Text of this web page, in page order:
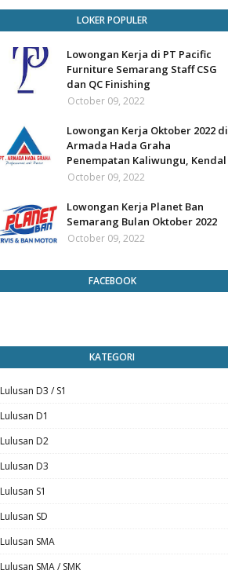
LOKER POPULER
Lowongan Kerja di PT Pacific
Furniture Semarang Staff CSG
dan QC Finishing
October 09, 2022
Lowongan Kerja Oktober 2022 di
Armada Hada Graha
Penempatan Kaliwungu, Kendal
October 09, 2022
Lowongan Kerja Planet Ban
Semarang Bulan Oktober 2022
October 09, 2022
FACEBOOK
KATEGORI
Lulusan D3 / S1
Lulusan D1
Lulusan D2
Lulusan D3
Lulusan S1
Lulusan SD
Lulusan SMA
Lulusan SMA / SMK